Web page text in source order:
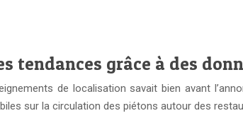
tendances grâce à des
de localisation savait bien avant
sur la circulation des piétons autour des